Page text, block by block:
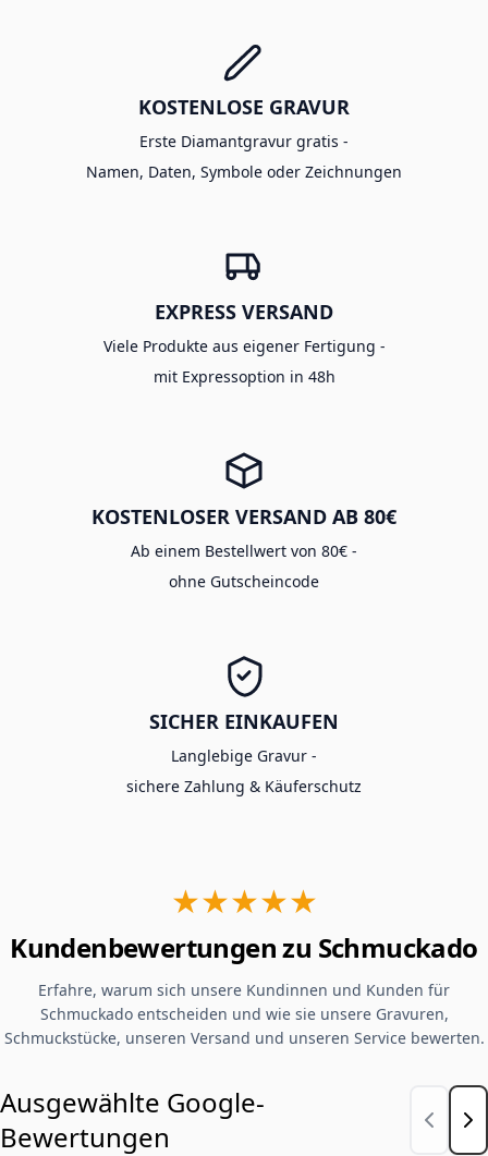
KOSTENLOSE GRAVUR
Erste Diamantgravur gratis -
Namen, Daten, Symbole oder Zeichnungen
EXPRESS VERSAND
Viele Produkte aus eigener Fertigung -
mit Expressoption in 48h
KOSTENLOSER VERSAND AB 80€
Ab einem Bestellwert von 80€ -
ohne Gutscheincode
SICHER EINKAUFEN
Langlebige Gravur -
sichere Zahlung & Käuferschutz
★★★★★
Kundenbewertungen zu Schmuckado
Erfahre, warum sich unsere Kundinnen und Kunden für
Schmuckado entscheiden und wie sie unsere Gravuren,
Schmuckstücke, unseren Versand und unseren Service bewerten.
Ausgewählte Google-
Bewertungen